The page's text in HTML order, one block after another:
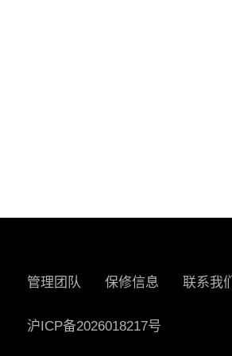
管理团队 保修信息 联系我们
沪ICP备2026018217号